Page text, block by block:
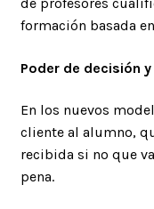
formación basada
Poder de decisión y
En los nuevos
cliente al alumno,
recibida si no que
pena.